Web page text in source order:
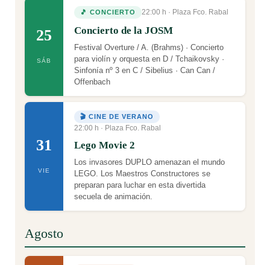
25
SÁB
🎵 CONCIERTO 22:00 h · Plaza Fco. Rabal
Concierto de la JOSM
Festival Overture / A. (Brahms) · Concierto
para violín y orquesta en D / Tchaikovsky ·
Sinfonía nº 3 en C / Sibelius · Can Can /
Offenbach
31
VIE
🎬 CINE DE VERANO
22:00 h · Plaza Fco. Rabal
Lego Movie 2
Los invasores DUPLO amenazan el mundo
LEGO. Los Maestros Constructores se
preparan para luchar en esta divertida
secuela de animación.
Agosto